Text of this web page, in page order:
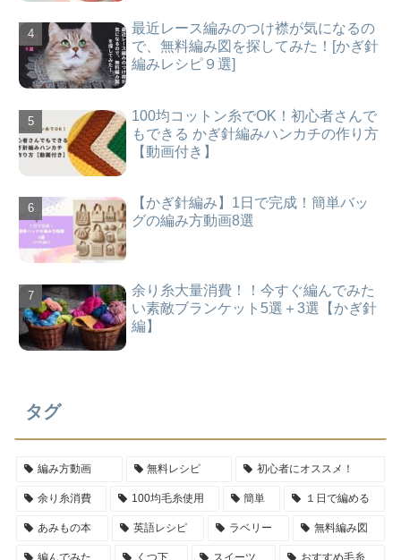
最近レース編みのつけ襟が気になるの
で、無料編み図を探してみた！[かぎ針
編みレシピ９選]
100均コットン糸でOK！初心者さんで
もできる かぎ針編みハンカチの作り方
【動画付き】
【かぎ針編み】1日で完成！簡単バッ
グの編み方動画8選
余り糸大量消費！！今すぐ編んでみた
い素敵ブランケット5選＋3選【かぎ針
編】
タグ
編み方動画 無料レシピ 初心者にオススメ！
余り糸消費 100均毛糸使用 簡単 １日で編める
あみもの本 英語レシピ ラベリー 無料編み図
編んでみた くつ下 スイーツ おすすめ毛糸